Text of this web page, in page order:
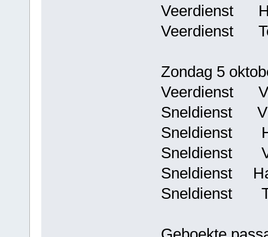
Veerdienst
Veerdienst
Zondag 5
Veerdienst
Sneldienst
Sneldienst
Sneldienst
Sneldienst
Sneldienst